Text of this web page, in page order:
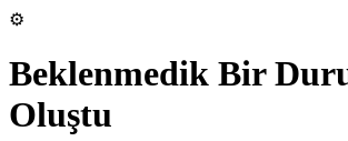
⚙️
Beklenmedik Bir
Oluştu